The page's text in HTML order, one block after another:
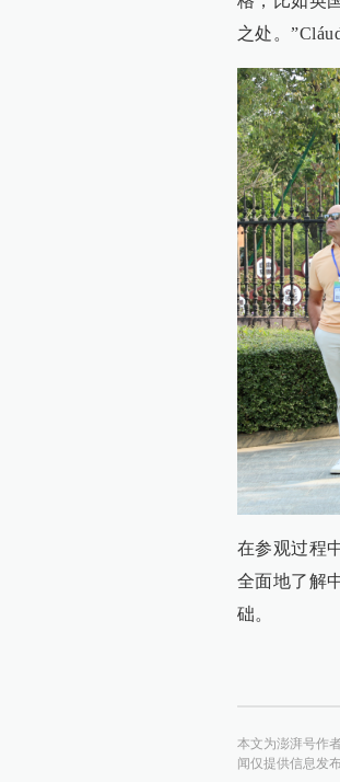
之处。
在参观过程
全面地了解
础。
本文为澎湃号作
闻仅提供信息发